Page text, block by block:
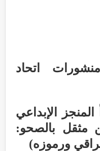
اتحاد
المنجز الإبداعي
مثقل بالصحو:
ورموزه)